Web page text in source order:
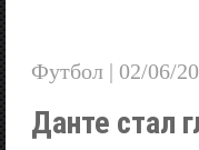
Футбол | 02/06/
Данте стал